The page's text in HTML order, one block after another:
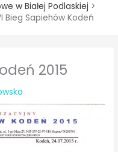
w Białej Podlaskiej >
Bieg Sapiehów Kodeń
2015